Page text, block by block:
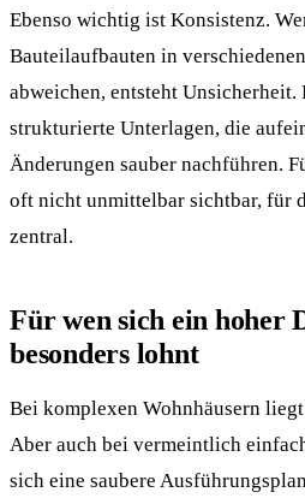
Ebenso wichtig ist Konsistenz.
Bauteilaufbauten in
abweichen, entsteht Unsicherheit.
strukturierte Unterlagen, die
Änderungen sauber nachführen.
oft nicht unmittelbar sichtbar, für
zentral.
Für wen sich ein hoher
besonders lohnt
Bei komplexen Wohnhäusern
Aber auch bei vermeintlich
sich eine saubere